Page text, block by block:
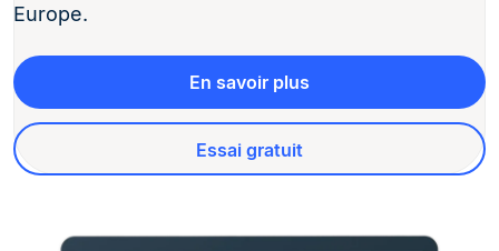
Europe.
En savoir plus
Essai gratuit